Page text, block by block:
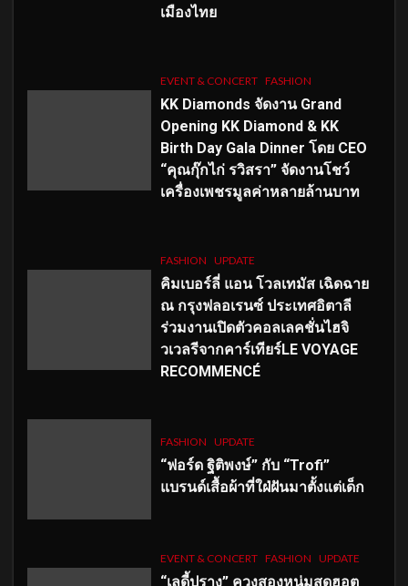
เมืองไทย
EVENT & CONCERT FASHION
KK Diamonds จัดงาน Grand
Opening KK Diamond & KK
Birth Day Gala Dinner โดย CEO
“คุณกุ๊กไก่ รวิสรา” จัดงานโชว์
เครื่องเพชรมูลค่าหลายล้านบาท
FASHION UPDATE
คิมเบอร์ลี่ แอน โวลเทมัส เฉิดฉาย
ณ กรุงฟลอเรนซ์ ประเทศอิตาลี
ร่วมงานเปิดตัวคอลเลคชั่นไฮจิ
วเวลรีจากคาร์เทียร์LE VOYAGE
RECOMMENCÉ
FASHION UPDATE
“ฟอร์ด ฐิติพงษ์” กับ “Trofi”
แบรนด์เสื้อผ้าที่ใฝ่ฝันมาตั้งแต่เด็ก
EVENT & CONCERT FASHION UPDATE
“เลดี้ปราง” ควงสองหนุ่มสุดฮอต